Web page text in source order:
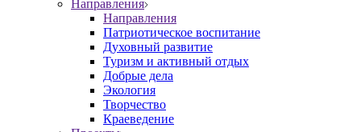
Направления
Направления
Патриотическое воспитание
Духовный развитие
Туризм и активный отдых
Добрые дела
Экология
Творчество
Краеведение